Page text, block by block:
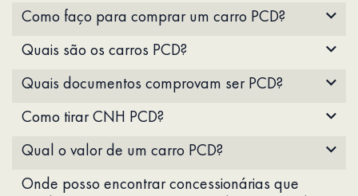
Como faço para comprar um carro PCD?
Quais são os carros PCD?
Quais documentos comprovam ser PCD?
Como tirar CNH PCD?
Qual o valor de um carro PCD?
Onde posso encontrar concessionárias que